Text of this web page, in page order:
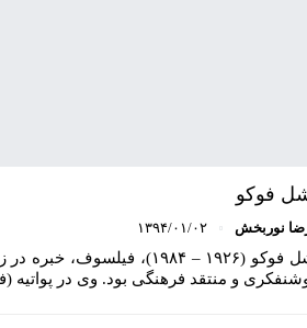
فوکو
نوربخش ۱۳۹۴/۰۱/۰۲
میشل فوکو (۱۹۲۶ – ۱۹۸۴)،
و منتقد فرهنگی بود. وی در پواتیه